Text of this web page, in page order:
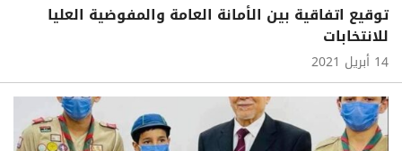
توقيع اتفاقية بين الأمانة العامة والمفوضية العليا
للانتخابات
14 أبريل 2021